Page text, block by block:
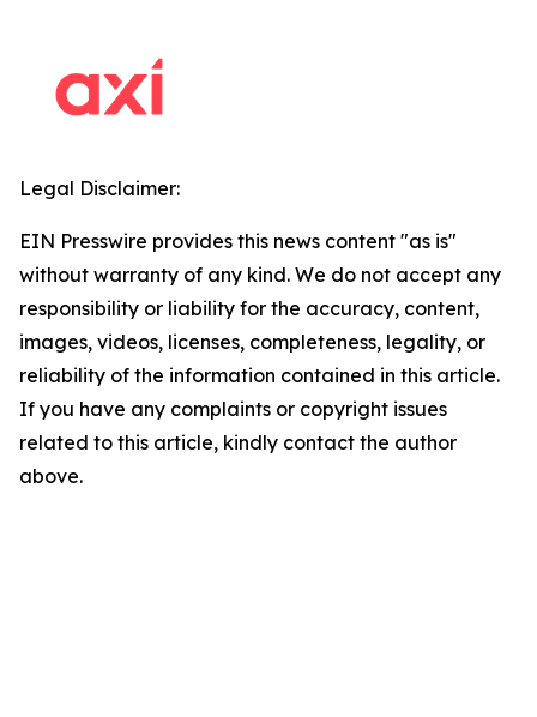
Legal Disclaimer:
EIN Presswire provides this news content "as is"
without warranty of any kind. We do not accept any
responsibility or liability for the accuracy, content,
images, videos, licenses, completeness, legality, or
reliability of the information contained in this article.
If you have any complaints or copyright issues
related to this article, kindly contact the author
above.